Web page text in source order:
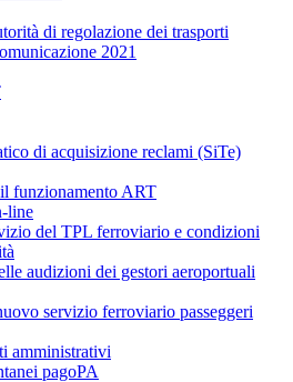
di regolazione dei trasporti
2021
di acquisizione reclami (SiTe)
funzionamento ART
line
del TPL ferroviario e condizioni
audizioni dei gestori aeroportuali
servizio ferroviario passeggeri
amministrativi
pagoPA